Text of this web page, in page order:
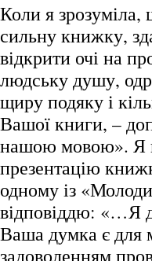
Коли я
сильну книжку,
відкрити очі на
людську душу,
щиру подяку і
Вашої книги, –
нашою мовою». Я
презентацію
одному із
відповіддю: «…Я
Ваша думка є для
задоволенням